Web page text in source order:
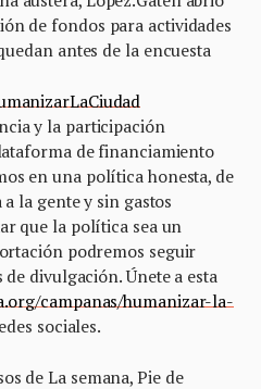
de fondos para actividades
antes de la encuesta
y la participación
de financiamiento
en una política honesta, de
la gente y sin gastos
que la política sea un
podremos seguir
divulgación. Únete a esta
campanas/humanizar-la-
sociales.
de La semana, Pie de